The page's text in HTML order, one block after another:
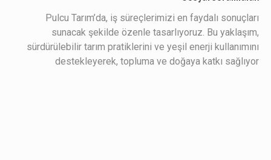
Pulcu Tarım’da, iş süreçlerimizi en faydalı sonuçları
sunacak şekilde özenle tasarlıyoruz. Bu yaklaşım,
sürdürülebilir tarım pratiklerini ve yeşil enerji kullanımını
destekleyerek, topluma ve doğaya katkı sağlıyor